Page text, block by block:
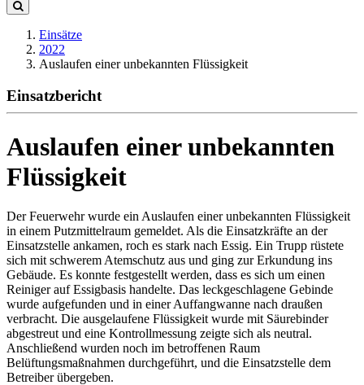
Einsätze
2022
Auslaufen einer unbekannten Flüssigkeit
Einsatzbericht
Auslaufen einer unbekannten
Flüssigkeit
Der Feuerwehr wurde ein Auslaufen einer unbekannten Flüssigkeit
in einem Putzmittelraum gemeldet. Als die Einsatzkräfte an der
Einsatzstelle ankamen, roch es stark nach Essig. Ein Trupp rüstete
sich mit schwerem Atemschutz aus und ging zur Erkundung ins
Gebäude. Es konnte festgestellt werden, dass es sich um einen
Reiniger auf Essigbasis handelte. Das leckgeschlagene Gebinde
wurde aufgefunden und in einer Auffangwanne nach draußen
verbracht. Die ausgelaufene Flüssigkeit wurde mit Säurebinder
abgestreut und eine Kontrollmessung zeigte sich als neutral.
Anschließend wurden noch im betroffenen Raum
Belüftungsmaßnahmen durchgeführt, und die Einsatzstelle dem
Betreiber übergeben.